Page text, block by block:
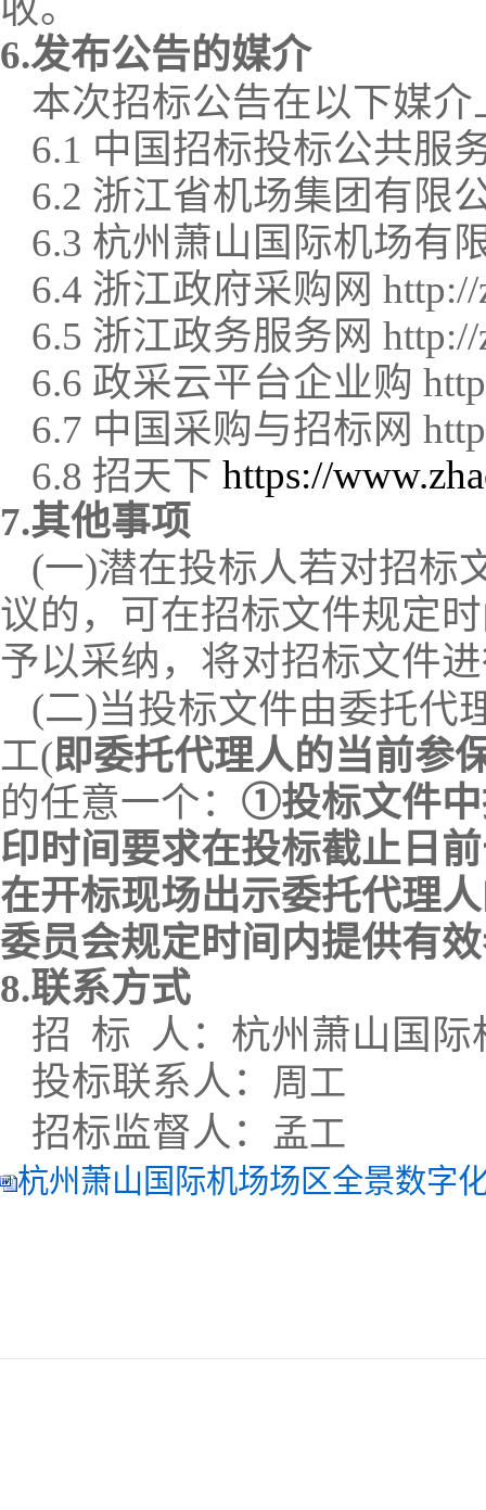
收。
6.发布公告的媒介
本次招标公告在以下媒介
6.1 中国招标投标公共服
6.2 浙江省机场集团有限
6.3 杭州萧山国际机场有
6.4 浙江政府采购网 http://
6.5 浙江政务服务网
6.6 政采云平台企业购
6.7 中国采购与招标网
6.8 招天下 https://
7.其他事项
(一)潜在投标人若对招标
议的，可在招标文件规定
予以采纳，将对招标文件
(二)当投标文件由委托代
工(即委托代理人的当前参
的任意一个： ①投标文件中
印时间要求在投标截止日
在开标现场出示委托代理
委员会规定时间内提供有
8.联系方式
招 标 人：杭州萧山国
投标联系人：
周工
招标监督人： 孟工
杭州萧山国际机场场区全景数字